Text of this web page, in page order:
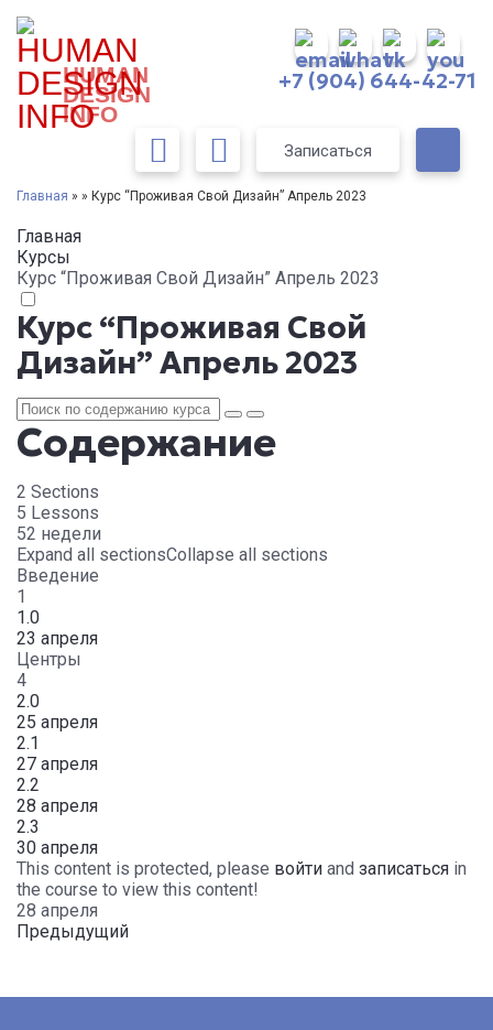
HUMAN
DESIGN
INFO
+7 (904) 644-42-71
Записаться
Главная » » Курс “Проживая Свой Дизайн” Апрель 2023
Главная
Курсы
Курс “Проживая Свой Дизайн” Апрель 2023
Курс “Проживая Свой
Дизайн” Апрель 2023
Содержание
2 Sections
5 Lessons
52 недели
Expand all sectionsCollapse all sections
Введение
1
1.0
23 апреля
Центры
4
2.0
25 апреля
2.1
27 апреля
2.2
28 апреля
2.3
30 апреля
This content is protected, please войти and записаться in
the course to view this content!
28 апреля
Предыдущий